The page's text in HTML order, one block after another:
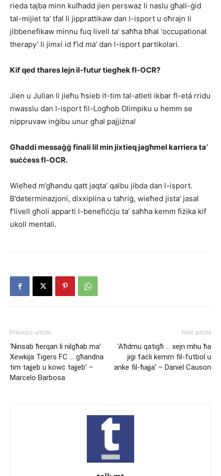
rieda tajba minn kulħadd jien perswaz li naslu għall-ġid
tal-mijiet ta’ tfal li jipprattikaw dan l-isport u oħrajn li
jibbenefikaw minnu fuq livell ta’ saħħa bħal ‘occupational
therapy’ li jimxi id f’id ma’ dan l-isport partikolari.
Kif qed tħares lejn il-futur tiegħek fl-OCR?
Jien u Julian li jieħu ħsieb it-tim tal-atleti ikbar fl-etá rridu
nwasslu dan l-isport fil-Logħob Olimpiku u hemm se
nippruvaw inġibu unur għal pajjiżna!
Għaddi messaġġ finali lil min jixtieq jagħmel karriera ta’
suċċess fl-OCR.
Wieħed m’għandu qatt jaqta’ qalbu jibda dan l-isport.
B’determinazjoni, dixxiplina u taħriġ, wieħed jista’ jasal
f’livell għoli apparti l-benefiċċju ta’ saħħa kemm fiżika kif
ukoll mentali.
Previous article
‘Ninsab ħerqan li nilgħab ma’
Xewkija Tigers FC … għandna
tim tajjeb u kowċ tajjeb’ –
Marcelo Barbosa
Next article
‘Aħdmu qatigħ … xejn mhu ħa
jiġi faċli kemm fil-futbol u
anke fil-ħajja’ – Daniel Causon